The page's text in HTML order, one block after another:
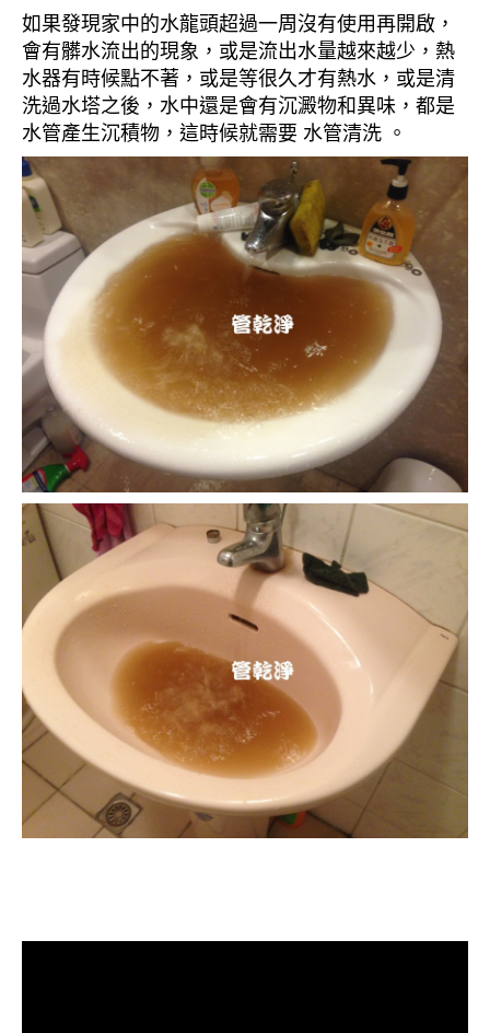
如果發現家中的水龍頭超過一周沒有使用再開啟，
會有髒水流出的現象，或是流出水量越來越少，熱
水器有時候點不著，或是等很久才有熱水，或是清
洗過水塔之後，水中還是會有沉澱物和異味，都是
水管產生沉積物，這時候就需要 水管清洗 。